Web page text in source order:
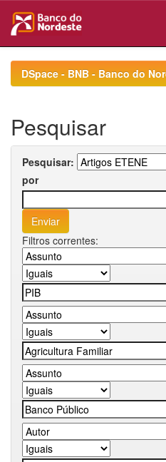
navigationDSpace - BNB - Banco do
Pesquisar
Pesquisar:
por
Filtros correntes: